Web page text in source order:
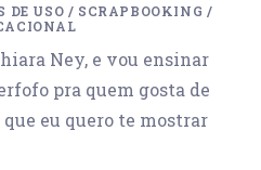
DE USO / SCRAPBOOKING /
Ney, e vou ensinar
pra quem gosta de
que eu quero te mostrar